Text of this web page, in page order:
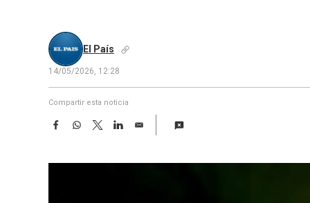
El País
14/05/2026, 12:28
Compartir esta noticia
F
e
W
t
T
w
t
L
k
E
i